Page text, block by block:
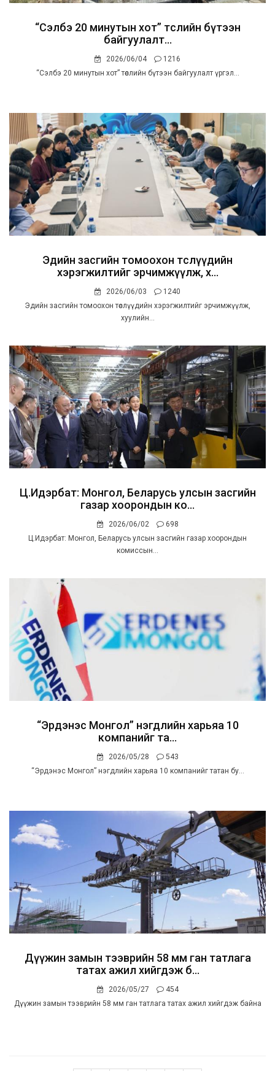
“Сэлбэ 20 минутын хот” төслийн бүтээн
байгуулалт...
2026/06/04
1216
“Сэлбэ 20 минутын хот” төслийн бүтээн байгуулалт үргэл...
Эдийн засгийн томоохон төслүүдийн
хэрэгжилтийг эрчимжүүлж, х...
2026/06/03
1240
Эдийн засгийн томоохон төслүүдийн хэрэгжилтийг эрчимжүүлж,
хуулийн...
Ц.Идэрбат: Монгол, Беларусь улсын засгийн
газар хоорондын ко...
2026/06/02
698
Ц.Идэрбат: Монгол, Беларусь улсын засгийн газар хоорондын
комиссын...
“Эрдэнэс Монгол” нэгдлийн харьяа 10
компанийг та...
2026/05/28
543
“Эрдэнэс Монгол” нэгдлийн харьяа 10 компанийг татан бу...
Дүүжин замын тээврийн 58 мм ган татлага
татах ажил хийгдэж б...
2026/05/27
454
Дүүжин замын тээврийн 58 мм ган татлага татах ажил хийгдэж байна